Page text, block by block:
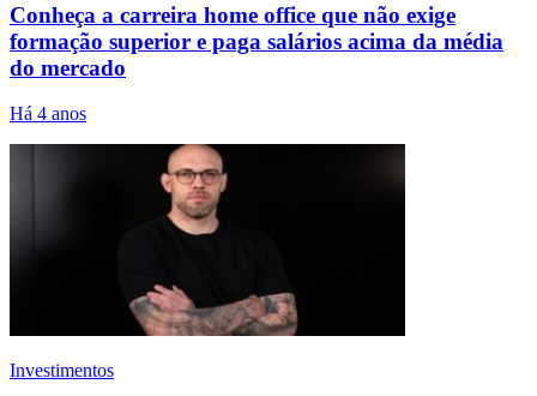
Conheça a carreira home office que não exige
formação superior e paga salários acima da média
do mercado
Há 4 anos
Investimentos